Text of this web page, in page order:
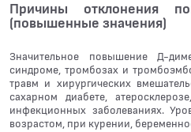
Причины отклонения
(повышенные значения)
Значительное повышение Д-
синдроме, тромбозах и
травм и хирургических
сахарном диабете,
инфекционных заболеваниях.
возрастом, при курении,